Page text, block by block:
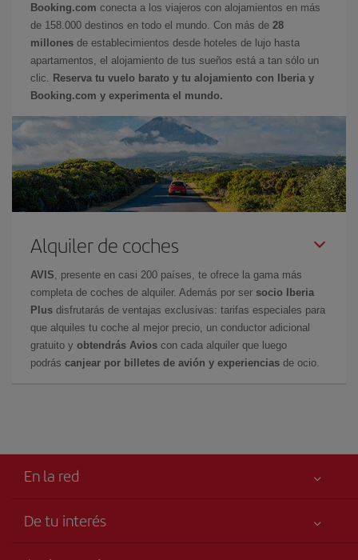
Booking.com conecta a los viajeros con alojamientos en más
de 158.000 destinos en todo el mundo. Con más de 28
millones de establecimientos desde hoteles de lujo hasta
apartamentos, el alojamiento de tus sueños está a tan sólo un
clic.
Reserva tu vuelo barato y tu alojamiento con Iberia y
Booking.com y experimenta el mundo.
Alquiler de coches
AVIS , presente en casi 200 países, te ofrece la gama más
completa de coches de alquiler. Además por ser socio Iberia
Plus disfrutarás de ventajas exclusivas: tarifas especiales para
que alquiles tu coche al mejor precio, un conductor adicional
gratuito y obtendrás Avios con cada alquiler que luego
podrás canjear por billetes de avión y experiencias de ocio.
En la red
De tu interés